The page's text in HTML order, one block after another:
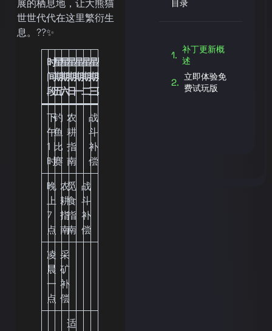
展的栖息地，让大熊猫
世世代代在这里繁衍生
息。??✨
时
间
段
星
期
五
星
期
六
星
期
日
星
期
一
星
期
二
星
期
三
星
期
四
下
午
1
时
钓
鱼
比
赛
农
耕
指
南
战
斗
补
偿
晚
上
7
点
农
耕
指
南
觅
食
指
南
战
斗
补
偿
凌
晨
一
点
采
矿
补
偿
适
目录
补丁更新概
述
立即体验免
费试玩版